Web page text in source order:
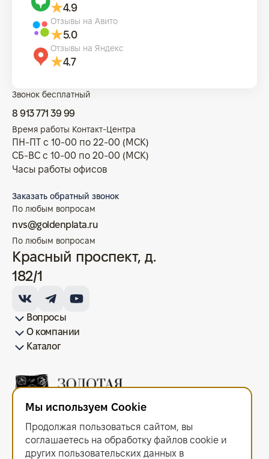
4.9
Отзывы на Авито
5.0
Отзывы на Яндекс
4.7
Вопросы
Как купить/продать
Условия оплаты
Условия доставки
Гарантия на товар
Возврат монет
Карта сайта
О компании
Франшиза
История
Вопрос-ответ
Отзывы
Лицензии и документы
Контакты офисов
Новости
БлогКаталог
Звонок бесплатный
8 913 771 39 99
Время работы Контакт-Центра
ПН-ПТ с 10-00 по 22-00 (МСК)
СБ-ВС с 10-00 по 20-00 (МСК)
Часы работы офисов
Заказать обратный звонок
По любым вопросам
nvs@goldenplata.ru
По любым вопросам
Красный проспект, д.
182/1
Политика в отношении обработки персональных данных
Согласие на обработку персональных данных
Мы используем Cookie
Продолжая пользоваться сайтом, вы
соглашаетесь на обработку файлов сооkiе и
других пользовательских данных в